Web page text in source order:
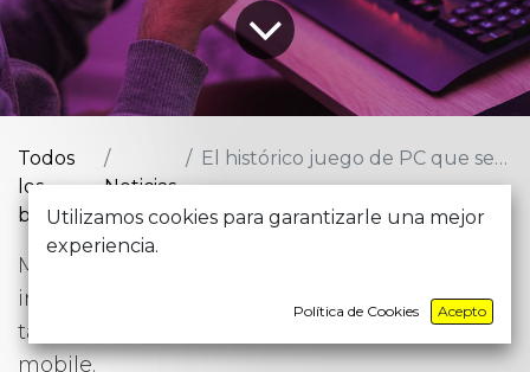
Todos
los
blogs
Noticias
El histórico juego de PC que se podrá descargar para celulares.
Marcó a toda una generación y rompió
innumerables récords. Ahora, después de
tanta espera, estará disponible su versión
mobile.
Utilizamos cookies para garantizarle una mejor
experiencia.
Política de Cookies Acepto